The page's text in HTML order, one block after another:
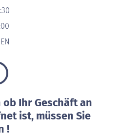
Ihr Geschäft an
ist, müssen Sie
!